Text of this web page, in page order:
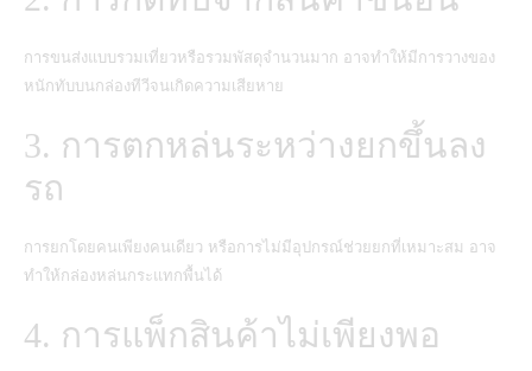
การขนส่งแบบรวมเที่ยวหรือรวมพัสดุจำนวนมาก อาจทำให้มีการวางของ
หนักทับบนกล่องทีวีจนเกิดความเสียหาย
3. การตกหล่นระหว่างยกขึ้นลง
รถ
การยกโดยคนเพียงคนเดียว หรือการไม่มีอุปกรณ์ช่วยยกที่เหมาะสม อาจ
ทำให้กล่องหล่นกระแทกพื้นได้
4. การแพ็กสินค้าไม่เพียงพอ